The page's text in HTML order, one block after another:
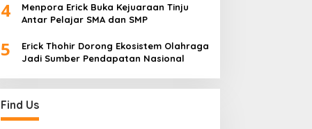
4
Menpora Erick Buka Kejuaraan Tinju
Antar Pelajar SMA dan SMP
5
Erick Thohir Dorong Ekosistem Olahraga
Jadi Sumber Pendapatan Nasional
Find Us